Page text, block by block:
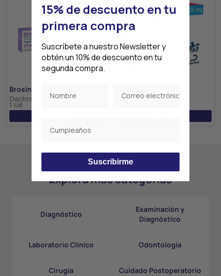
Brosín Pomada 25 gr
Dechra
1 Ud
Dechra
Explora más categorías
Diagnóstico
Examinación y
Diagnóstico
Laboratorio Clínico Odontología
Cirugía Cuidado Postoperatorio
15% de descuento en tu
primera compra
Suscríbete a nuestro Newsletter y
obtén un 10% de descuento en tu
segunda compra.
Suscribirme